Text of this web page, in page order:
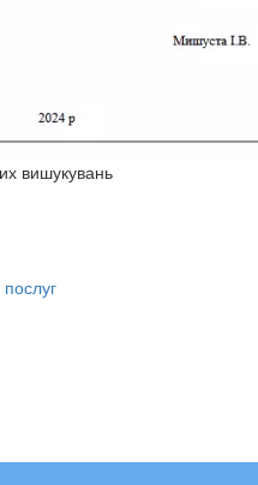
вишукувань
послуг